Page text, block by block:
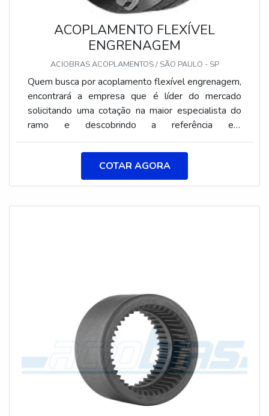
ACOPLAMENTO FLEXÍVEL
ENGRENAGEM
ACIOBRAS ACOPLAMENTOS / SÃO PAULO - SP
Quem busca por acoplamento flexível engrenagem,
encontrará a empresa que é líder do mercado
solicitando uma cotação na maior especialista do
ramo e descobrindo a referência em
qualidade.DIFERENCIAIS DO ACOPLAMENTO
FLEXÍVEL ENGRENAGEMQuem quer encontrar
acoplamento flexível engrenagem em uma
empresa inovadora, vai até o site da Aciobras
deixados de lado por muitas empresas que não
focam na fidelização do cliente.É importante
lembrar que o produto deve sempre ser adquirido
com companhias especializadas no segmento. Esse
tipo de cuidado ajuda a garantir a qualidade e
durabilidade dos materiais, além de evitar prejuízos
com substituições frequentes de produtos que não
cumprem com suas funções adequadamente.
COTAR AGORA